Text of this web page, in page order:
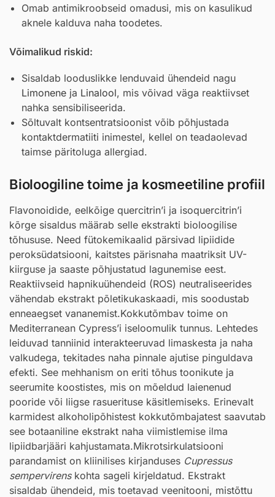
Omab antimikroobseid omadusi, mis on kasulikud
aknele kalduva naha toodetes.
Võimalikud riskid:
Sisaldab looduslikke lenduvaid ühendeid nagu
Limonene ja Linalool, mis võivad väga reaktiivset
nahka sensibiliseerida.
Sõltuvalt kontsentratsioonist võib põhjustada
kontaktdermatiiti inimestel, kellel on teadaolevad
taimse päritoluga allergiad.
Bioloogiline toime ja kosmeetiline profiil
Flavonoidide, eelkõige quercitrin’i ja isoquercitrin’i
kõrge sisaldus määrab selle ekstrakti bioloogilise
tõhususe. Need fütokemikaalid pärsivad lipiidide
peroksüdatsiooni, kaitstes pärisnaha maatriksit UV-
kiirguse ja saaste põhjustatud lagunemise eest.
Reaktiivseid hapnikuühendeid (ROS) neutraliseerides
vähendab ekstrakt põletikukaskaadi, mis soodustab
enneaegset vananemist.Kokkutõmbav toime on
Mediterranean Cypress’i iseloomulik tunnus. Lehtedes
leiduvad tanniinid interakteeruvad limaskesta ja naha
valkudega, tekitades naha pinnale ajutise pinguldava
efekti. See mehhanism on eriti tõhus toonikute ja
seerumite koostistes, mis on mõeldud laienenud
pooride või liigse rasuerituse käsitlemiseks. Erinevalt
karmidest alkoholipõhistest kokkutõmbajatest saavutab
see botaaniline ekstrakt naha viimistlemise ilma
lipiidbarjääri kahjustamata.Mikrotsirkulatsiooni
parandamist on kliinilises kirjanduses Cupressus
sempervirenskohta sageli kirjeldatud. Ekstrakt
sisaldab ühendeid, mis toetavad veenitooni, mistõttu